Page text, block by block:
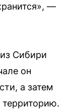
—
Сибири
он
а затем
территорию.